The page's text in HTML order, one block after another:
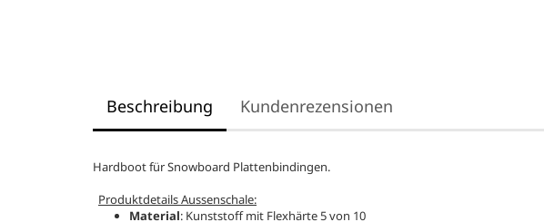
Beschreibung Kundenrezensionen
Hardboot für Snowboard Plattenbindingen.
Produktdetails Aussenschale:
Material: Kunststoff mit Flexhärte 5 von 10